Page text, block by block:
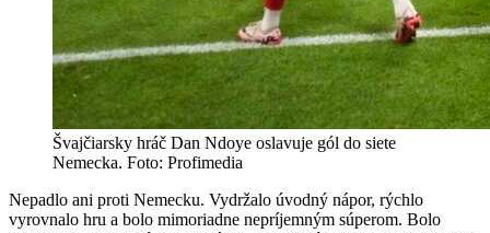
Švajčiarsky hráč Dan Ndoye oslavuje gól do siete
Nemecka. Foto: Profimedia
Nepadlo ani proti Nemecku. Vydržalo úvodný nápor, rýchlo
vyrovnalo hru a bolo mimoriadne nepríjemným súperom. Bolo